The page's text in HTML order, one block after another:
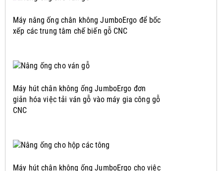
Máy nâng ống chân không JumboErgo để bốc
xếp các trung tâm chế biến gỗ CNC
Máy hút chân không ống JumboErgo đơn
giản hóa việc tải ván gỗ vào máy gia công gỗ
CNC
Máy hút chân không ống JumboErgo cho việc